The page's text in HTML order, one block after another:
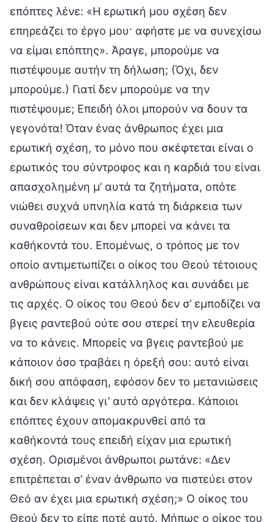
επόπτες λένε: «Η ερωτική μου σχέση δεν
επηρεάζει το έργο μου· αφήστε με να συνεχίσω
να είμαι επόπτης». Άραγε, μπορούμε να
πιστέψουμε αυτήν τη δήλωση; (Όχι, δεν
μπορούμε.) Γιατί δεν μπορούμε να την
πιστέψουμε; Επειδή όλοι μπορούν να δουν τα
γεγονότα! Όταν ένας άνθρωπος έχει μια
ερωτική σχέση, το μόνο που σκέφτεται είναι ο
ερωτικός του σύντροφος και η καρδιά του είναι
απασχολημένη μ’ αυτά τα ζητήματα, οπότε
νιώθει συχνά υπνηλία κατά τη διάρκεια των
συναθροίσεων και δεν μπορεί να κάνει τα
καθήκοντά του. Επομένως, ο τρόπος με τον
οποίο αντιμετωπίζει ο οίκος του Θεού τέτοιους
ανθρώπους είναι κατάλληλος και συνάδει με
τις αρχές. Ο οίκος του Θεού δεν σ’ εμποδίζει να
βγεις ραντεβού ούτε σου στερεί την ελευθερία
να το κάνεις. Μπορείς να βγεις ραντεβού με
κάποιον όσο τραβάει η όρεξή σου: αυτό είναι
δική σου απόφαση, εφόσον δεν το μετανιώσεις
και δεν κλάψεις γι’ αυτό αργότερα. Κάποιοι
επόπτες έχουν απομακρυνθεί από τα
καθήκοντά τους επειδή είχαν μια ερωτική
σχέση. Ορισμένοι άνθρωποι ρωτάνε: «Δεν
επιτρέπεται σ’ έναν άνθρωπο να πιστεύει στον
Θεό αν έχει μια ερωτική σχέση;» Ο οίκος του
Θεού δεν το είπε ποτέ αυτό. Μήπως ο οίκος του